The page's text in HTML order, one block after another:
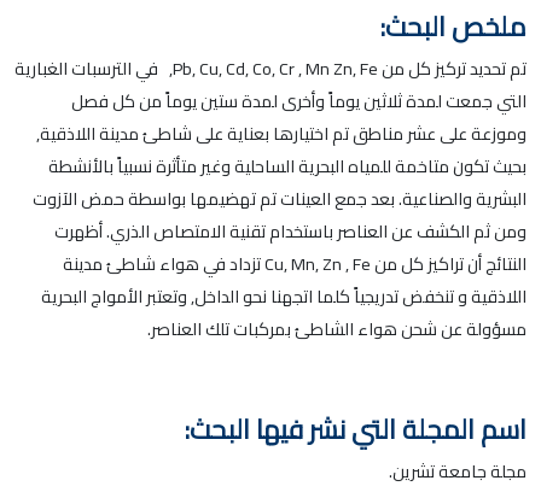
ملخص البحث:
تم تحديد تركيز كل من Pb, Cu, Cd, Co, Cr , Mn Zn, Fe, في الترسبات الغبارية
التي جمعت لمدة ثلاثين يوماً وأخرى لمدة ستين يوماً من كل فصل
وموزعة على عشر مناطق تم اختيارها بعناية على شاطئ مدينة اللاذقية,
بحيث تكون متاخمة للمياه البحرية الساحلية وغير متأثرة نسبياً بالأنشطة
البشرية والصناعية. بعد جمع العينات تم تهضيمها بواسطة حمض الآزوت
ومن ثم الكشف عن العناصر باستخدام تقنية الامتصاص الذري. أظهرت
النتائج أن تراكيز كل من Cu, Mn, Zn , Fe تزداد في هواء شاطئ مدينة
اللاذقية و تنخفض تدريجياً كلما اتجهنا نحو الداخل, وتعتبر الأمواج البحرية
مسؤولة عن شحن هواء الشاطئ بمركبات تلك العناصر.
اسم المجلة التي نشر فيها البحث:
مجلة جامعة تشرين.